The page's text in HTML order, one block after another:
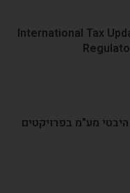
International Tax
מע"מ בפרויקטים